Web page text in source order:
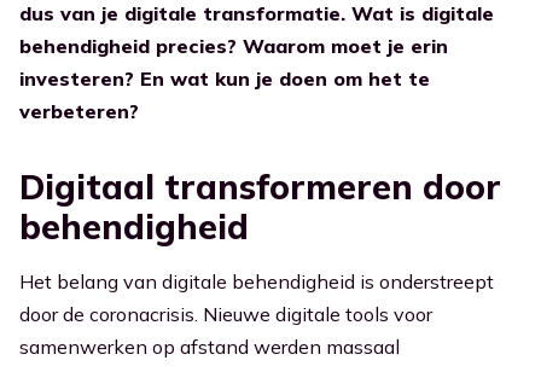
Academy
Ga naar Kennisbank
dus van je digitale transformatie. Wat is digitale
behendigheid precies? Waarom moet je erin
investeren? En wat kun je doen om het te
verbeteren?
Digitaal transformeren door
behendigheid
Het belang van digitale behendigheid is onderstreept
door de coronacrisis. Nieuwe digitale tools voor
samenwerken op afstand werden massaal